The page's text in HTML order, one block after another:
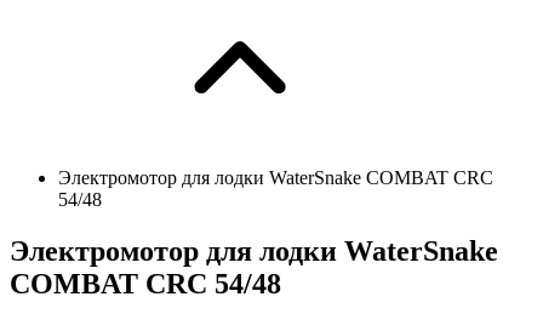
Электромотор для лодки WaterSnake COMBAT CRC
54/48
Электромотор для лодки WaterSnake
COMBAT CRC 54/48